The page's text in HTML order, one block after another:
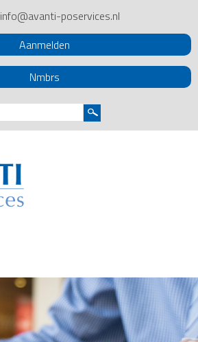
info@avanti-poservices.nl
Aanmelden
Nmbrs